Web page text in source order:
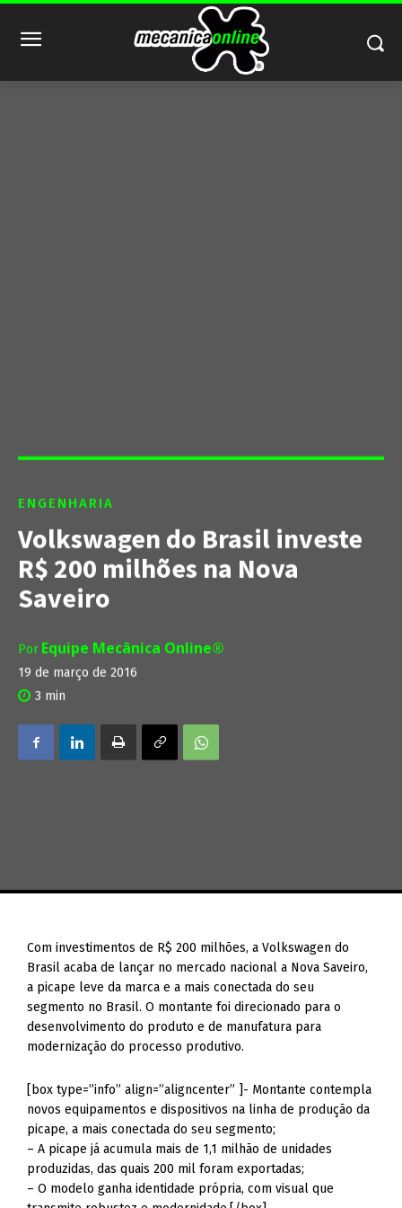
ENGENHARIA
Volkswagen do Brasil investe
R$ 200 milhões na Nova
Saveiro
Por Equipe Mecânica Online®
19 de março de 2016
3 min
Com investimentos de R$ 200 milhões, a Volkswagen do
Brasil acaba de lançar no mercado nacional a Nova Saveiro,
a picape leve da marca e a mais conectada do seu
segmento no Brasil. O montante foi direcionado para o
desenvolvimento do produto e de manufatura para
modernização do processo produtivo.
[box type=”info” align=”aligncenter” ]- Montante contempla
novos equipamentos e dispositivos na linha de produção da
picape, a mais conectada do seu segmento;
– A picape já acumula mais de 1,1 milhão de unidades
produzidas, das quais 200 mil foram exportadas;
– O modelo ganha identidade própria, com visual que